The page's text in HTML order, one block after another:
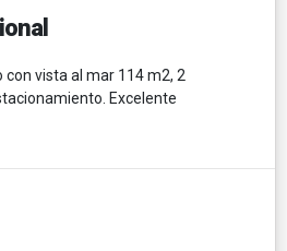
vista al mar 114 m2, 2
Excelente